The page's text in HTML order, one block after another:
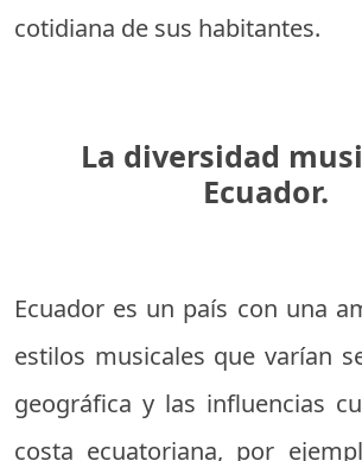
cotidiana de sus habitantes.
La diversidad
Ecuador.
Ecuador es un país con una
estilos musicales que varían
geográfica y las influencias
costa ecuatoriana, por